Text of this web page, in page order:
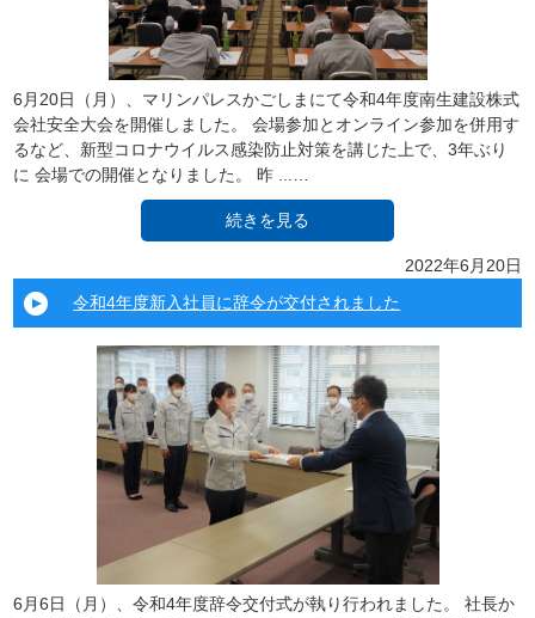
6月20日（月）、マリンパレスかごしまにて令和4年度南生建設株式
会社安全大会を開催しました。 会場参加とオンライン参加を併用す
るなど、新型コロナウイルス感染防止対策を講じた上で、3年ぶり
に 会場での開催となりました。 昨 ...…
続きを見る
2022年6月20日
令和4年度新入社員に辞令が交付されました
6月6日（月）、令和4年度辞令交付式が執り行われました。 社長か